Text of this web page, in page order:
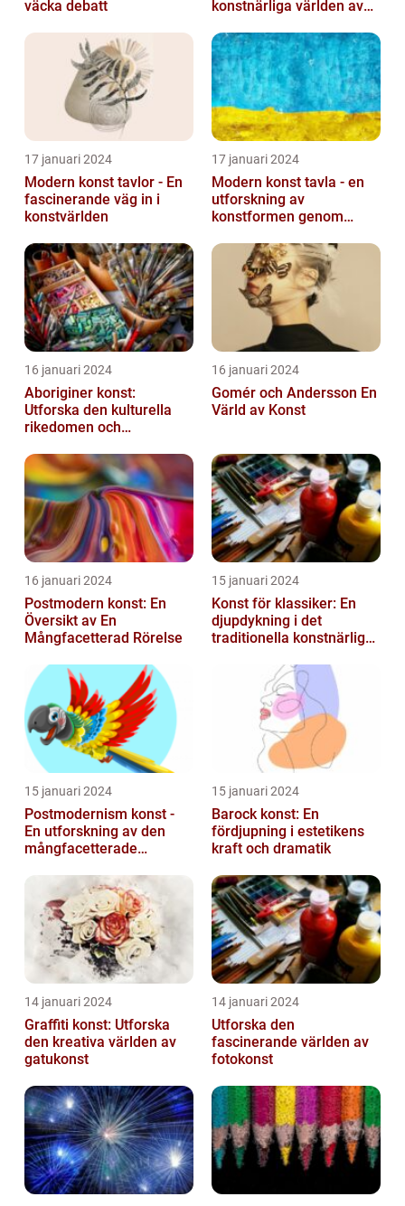
väcka debatt
konstnärliga världen av
17 januari 2024
Modern konst tavlor - En
fascinerande väg in i
konstvärlden
17 januari 2024
Modern konst tavla - en
utforskning av
konstformen genom
16 januari 2024
Aboriginer konst:
Utforska den kulturella
rikedomen och
16 januari 2024
Gomér och Andersson En
Värld av Konst
16 januari 2024
Postmodern konst: En
Översikt av En
Mångfacetterad Rörelse
15 januari 2024
Konst för klassiker: En
djupdykning i det
traditionella konstnärliga
15 januari 2024
Postmodernism konst -
En utforskning av den
mångfacetterade
15 januari 2024
Barock konst: En
fördjupning i estetikens
kraft och dramatik
14 januari 2024
Graffiti konst: Utforska
den kreativa världen av
gatukonst
14 januari 2024
Utforska den
fascinerande världen av
fotokonst